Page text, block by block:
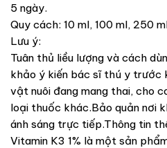
5 ngày.
Quy cách: 10 ml, 100 ml, 250
Lưu ý:
Tuân thủ liều lượng và cách
khảo ý kiến bác sĩ thú y trước
vật nuôi đang mang thai, cho
loại thuốc khác.Bảo quản nơi
ánh sáng trực tiếp.Thông tin
Vitamin K3 1% là một sản